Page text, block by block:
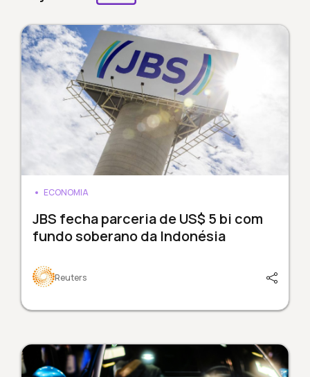
ECONOMIA
JBS fecha parceria de US$ 5 bi com
fundo soberano da Indonésia
Reuters